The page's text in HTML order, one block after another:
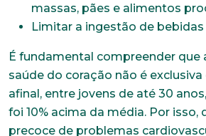
massas, pães e alimentos
Limitar a ingestão de bebidas
É fundamental compreender que
saúde do coração não é
afinal, entre jovens de até 30
foi 10% acima da média. Por isso,
precoce de problemas